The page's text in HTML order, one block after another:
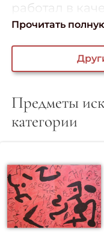
работал в
Прочитать
Предметы
категории